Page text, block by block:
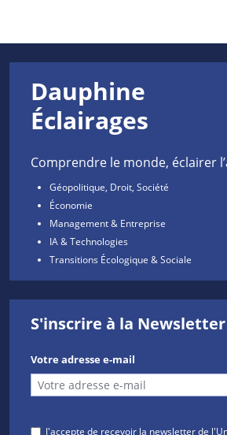
Dauphine
Éclairages
Comprendre le monde, éclairer
Géopolitique, Droit, Société
Économie
Management & Entreprise
IA & Technologies
Transitions Écologique & Sociale
S'inscrire à la Newsletter
Votre adresse e-mail
J'accepte de recevoir la newsletter de